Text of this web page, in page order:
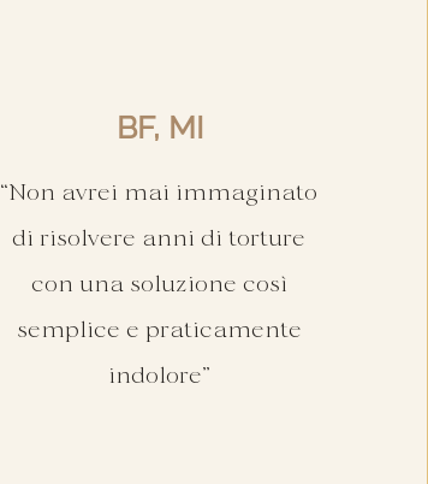
BF, MI
“Non avrei mai immaginato
di risolvere anni di torture
con una soluzione così
semplice e praticamente
indolore”